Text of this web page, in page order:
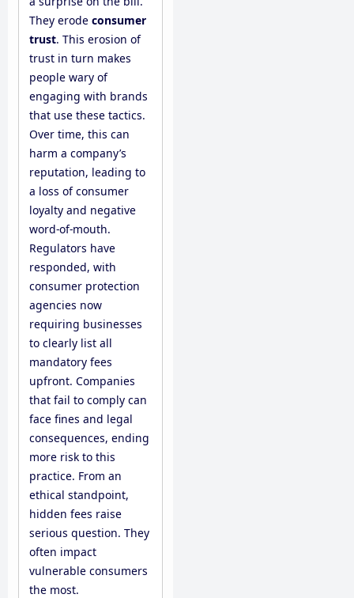
They erode consumer
trust. This erosion of
trust in turn makes
people wary of
engaging with brands
that use these tactics.
Over time, this can
harm a company’s
reputation, leading to
a loss of consumer
loyalty and negative
word-of-mouth.
Regulators have
responded, with
consumer protection
agencies now
requiring businesses
to clearly list all
mandatory fees
upfront. Companies
that fail to comply can
face fines and legal
consequences, ending
more risk to this
practice. From an
ethical standpoint,
hidden fees raise
serious question. They
often impact
vulnerable consumers
the most.